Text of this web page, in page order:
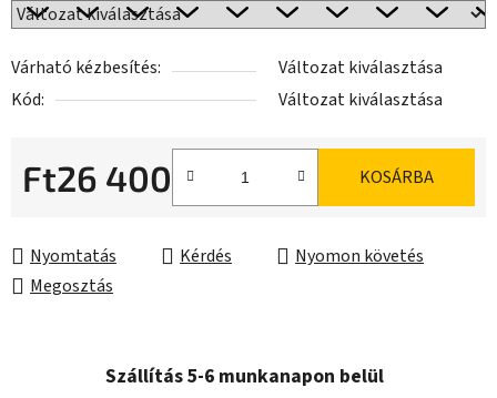
Várható kézbesítés:
Változat kiválasztása
Kód:
Változat kiválasztása
Ft26 400 KOSÁRBA
Nyomtatás Kérdés
Nyomon követés
Megosztás
Szállítás 5-6 munkanapon belül